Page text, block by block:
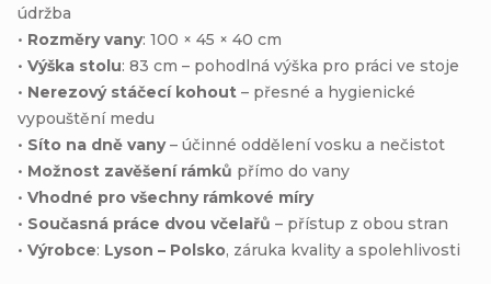
údržba
• Rozměry vany: 100 × 45 × 40 cm
• Výška stolu: 83 cm – pohodlná výška pro práci ve stoje
• Nerezový stáčecí kohout – přesné a hygienické
vypouštění medu
• Síto na dně vany– účinné oddělení vosku a nečistot
• Možnost zavěšení rámků přímo do vany
• Vhodné pro všechny rámkové míry
• Současná práce dvou včelařů – přístup z obou stran
• Výrobce: Lyson – Polsko, záruka kvality a spolehlivosti